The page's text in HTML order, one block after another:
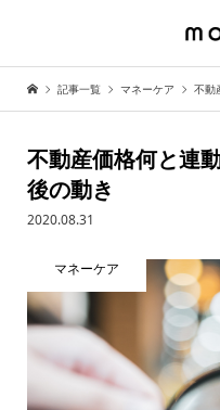
記事一覧 マネーケア 不動
不動産価格何と連
後の動き
2020.08.31
マネーケア